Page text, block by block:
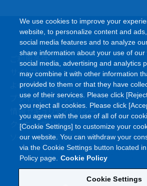
ご利用条件
サイトマップ
よくあるご質問
プライバシーポリシー
情報セキュリティポリシー
クッキーポリシー
ソーシャルメディアポリシー
We use cookies to improve your
website, to personalize content and
social media features and to analyze
share information about your use of
social media, advertising and analytics
may combine it with other information
provided to them or that they have
use of their services. Please click
you reject all cookies. Please click
you agree with the use of all of our
[Cookie Settings] to customize your
our website. You can withdraw your
via the Cookie Settings button located
Policy page. Cookie Policy
Cookie Settings